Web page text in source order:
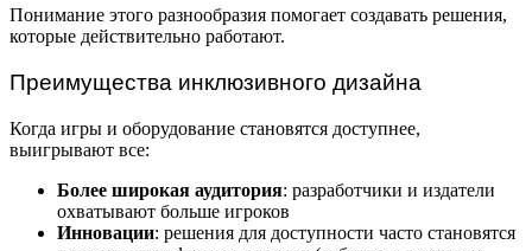
Понимание этого разнообразия помогает создавать решения,
которые действительно работают.
Преимущества инклюзивного дизайна
Когда игры и оборудование становятся доступнее,
выигрывают все:
Более широкая аудитория: разработчики и издатели
охватывают больше игроков
Инновации: решения для доступности часто становятся